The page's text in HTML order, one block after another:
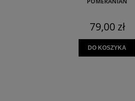
79,00 zł
DO KOSZYKA